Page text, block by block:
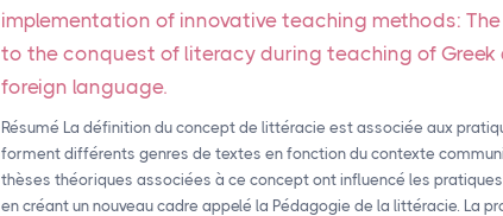
implementation of innovative teaching methods:
to the conquest of literacy during teaching of
foreign language.
Résumé La définition du concept de littéracie est associée aux
forment différents genres de textes en fonction du contexte
thèses théoriques associées à ce concept ont influencé les
en créant un nouveau cadre appelé la Pédagogie de la littéracie. La